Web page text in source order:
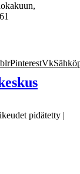
PinterestVk
pidätetty |